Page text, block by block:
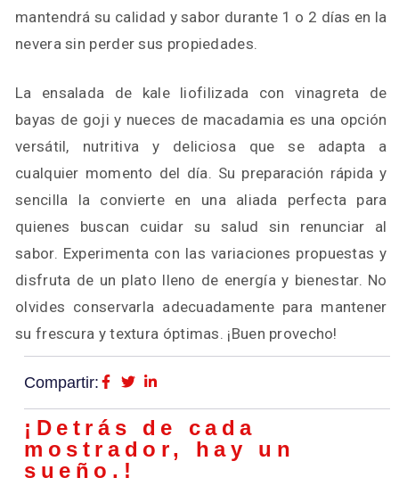
mantendrá su calidad y sabor durante 1 o 2 días en la
nevera sin perder sus propiedades.
La ensalada de kale liofilizada con vinagreta de
bayas de goji y nueces de macadamia es una opción
versátil, nutritiva y deliciosa que se adapta a
cualquier momento del día. Su preparación rápida y
sencilla la convierte en una aliada perfecta para
quienes buscan cuidar su salud sin renunciar al
sabor. Experimenta con las variaciones propuestas y
disfruta de un plato lleno de energía y bienestar. No
olvides conservarla adecuadamente para mantener
su frescura y textura óptimas. ¡Buen provecho!
Compartir:
¡Detrás de cada
mostrador, hay un
sueño.!